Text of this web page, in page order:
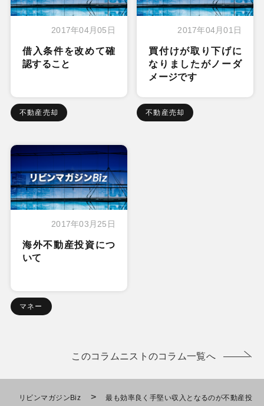
2017年04月05日
借入条件を改めて確
認すること
不動産売却
2017年04月01日
買付けが取り下げに
なりましたがノーダ
メージです
不動産売却
2017年03月25日
海外不動産投資につ
いて
マネー
このコラムニストのコラム一覧へ
リビンマガジンBiz > 最も効率良く手堅い収入となるのが不動産投